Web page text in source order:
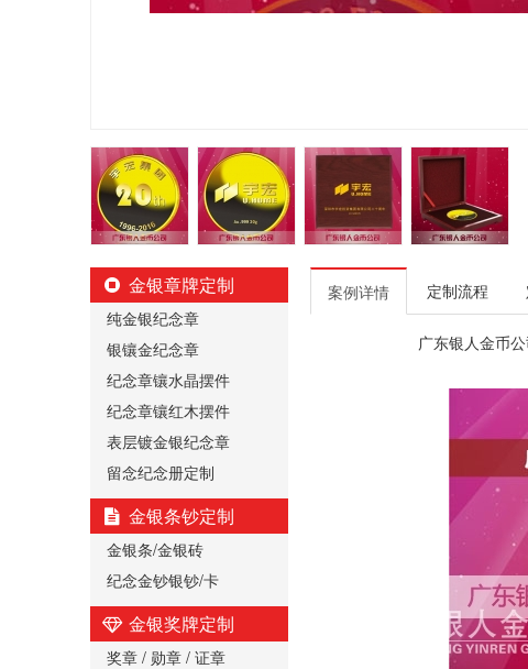
金银章牌定制
纯金银纪念章
银镶金纪念章
纪念章镶水晶摆件
纪念章镶红木摆件
表层镀金银纪念章
留念纪念册定制
金银条钞定制
金银条/金银砖
纪念金钞银钞/卡
金银奖牌定制
奖章 / 勋章 / 证章
案例详情 定制流程
广东银人金币